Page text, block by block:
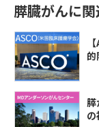
膵臓がんに
膵